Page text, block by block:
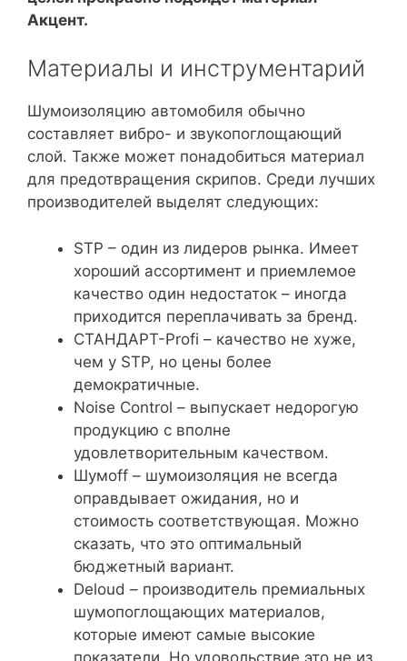
Акцент.
Материалы и инструментарий
Шумоизоляцию автомобиля обычно
составляет вибро- и звукопоглощающий
слой. Также может понадобиться материал
для предотвращения скрипов. Среди лучших
производителей выделят следующих:
STP – один из лидеров рынка. Имеет
хороший ассортимент и приемлемое
качество один недостаток – иногда
приходится переплачивать за бренд.
СТАНДАРТ-Profi – качество не хуже,
чем у STP, но цены более
демократичные.
Noise Control – выпускает недорогую
продукцию с вполне
удовлетворительным качеством.
Шумоff – шумоизоляция не всегда
оправдывает ожидания, но и
стоимость соответствующая. Можно
сказать, что это оптимальный
бюджетный вариант.
Deloud – производитель премиальных
шумопоглощающих материалов,
которые имеют самые высокие
показатели. Но удовольствие это не из